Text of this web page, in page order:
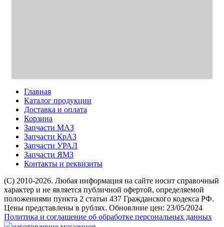
Главная
Каталог продукции
Доставка и оплата
Корзина
Запчасти МАЗ
Запчасти КрАЗ
Запчасти УРАЛ
Запчасти ЯМЗ
Контакты и реквизиты
(C) 2010-2026. Любая информация на сайте носит справочный
характер и не является публичной офертой, определяемой
положениями пункта 2 статьи 437 Гражданского кодекса РФ.
Цены представлены в рублях. Обновлние цен: 23/05/2024
Политика и соглашение об обработке персональных данных